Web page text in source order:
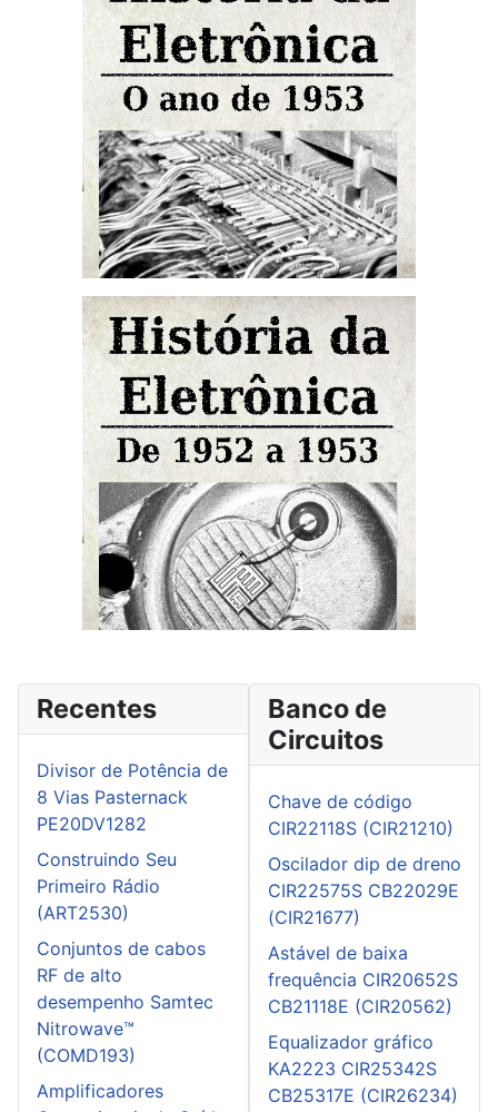
Recentes
Divisor de Potência de
8 Vias Pasternack
PE20DV1282
Construindo Seu
Primeiro Rádio
(ART2530)
Conjuntos de cabos
RF de alto
desempenho Samtec
Nitrowave™
(COMD193)
Amplificadores
Banco de
Circuitos
Chave de código
CIR22118S (CIR21210)
Oscilador dip de dreno
CIR22575S CB22029E
(CIR21677)
Astável de baixa
frequência CIR20652S
CB21118E (CIR20562)
Equalizador gráfico
KA2223 CIR25342S
CB25317E (CIR26234)